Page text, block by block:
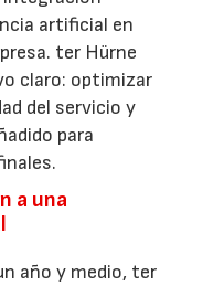
artificial en
ter Hürne
claro: optimizar
del servicio y
para
a una
año y medio, ter